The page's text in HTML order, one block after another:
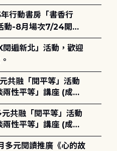
動-8月場次7/24開始
共融「閱平等」活動
性平等」講座 (成人
報名
元共融「閱平等」活動
性平等」講座 (成人
報名
多元閱讀推廣《心的故